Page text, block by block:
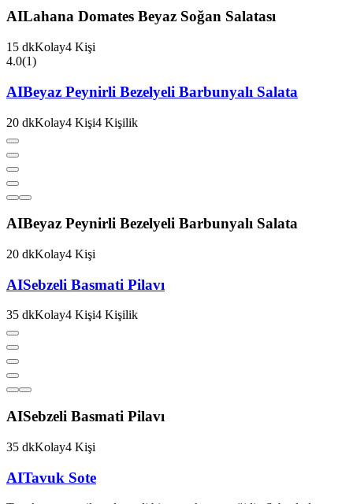
AILahana Domates Beyaz Soğan Salatası
15 dkKolay4 Kişi
4.0(1)
AIBeyaz Peynirli Bezelyeli Barbunyalı Salata
20 dkKolay4 Kişi4 Kişilik
AIBeyaz Peynirli Bezelyeli Barbunyalı Salata
20 dkKolay4 Kişi
AISebzeli Basmati Pilavı
35 dkKolay4 Kişi4 Kişilik
AISebzeli Basmati Pilavı
35 dkKolay4 Kişi
AITavuk Sote